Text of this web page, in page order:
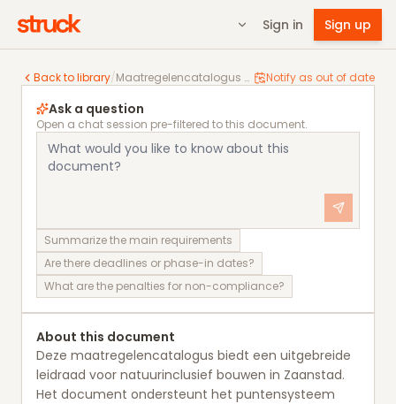
Sign in Sign up
Back to library/ Maatregelencatalogus Puntensysteem Natuurinclusief Bouwen Notify as out of date
Maatregelencatalogus Puntensysteem
Ask a question
Open a chat session pre-filtered to this document.
Summarize the main requirements
Are there deadlines or phase-in dates?
What are the penalties for non-compliance?
About this document
Deze maatregelencatalogus biedt een uitgebreide
leidraad voor natuurinclusief bouwen in Zaanstad.
Het document ondersteunt het puntensysteem